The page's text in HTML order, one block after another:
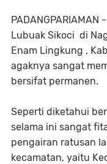
Lubuak Sikoci di
Enam Lingkung ,
agaknya sangat
bersifat permanen.
Seperti diketahui
selama ini sangat
pengairan ratusan
kecamatan, yaitu